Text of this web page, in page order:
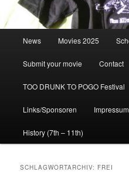
News Movies 2025
Submit your movie Contact
TOO DRUNK TO POGO Festival
Links/Sponsoren Impressum
History (7th – 11th)
SCHLAGWORTARCHIV: FREI